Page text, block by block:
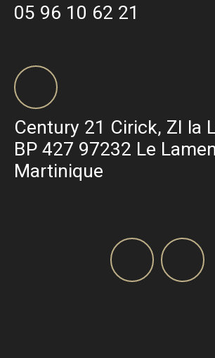
05 96 10 62 21
Century 21 Cirick, ZI la
BP 427 97232 Le
Martinique